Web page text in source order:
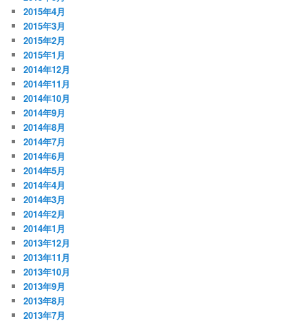
2015年4月
2015年3月
2015年2月
2015年1月
2014年12月
2014年11月
2014年10月
2014年9月
2014年8月
2014年7月
2014年6月
2014年5月
2014年4月
2014年3月
2014年2月
2014年1月
2013年12月
2013年11月
2013年10月
2013年9月
2013年8月
2013年7月